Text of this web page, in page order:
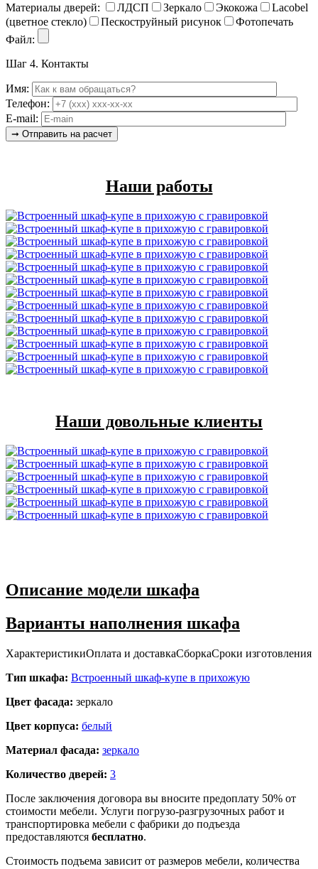
Материалы дверей: ЛДСП Зеркало Экокожа
Lacobel
(цветное стекло)
Пескоструйный рисунок
Фотопечать
Файл:
Шаг 4. Контакты
Имя:
Телефон:
E-mail:
Наши работы
Наши довольные клиенты
Описание модели шкафа
Варианты наполнения шкафа
ХарактеристикиОплата и доставкаСборкаСроки изготовления
Тип шкафа: Встроенный шкаф-купе в прихожую
Цвет фасада: зеркало
Цвет корпуса: белый
Материал фасада: зеркало
Количество дверей: 3
После заключения договора вы вносите предоплату 50% от
стоимости мебели. Услуги погрузо-разгрузочных работ и
транспортировка мебели с фабрики до подъезда
предоставляются бесплатно.
Стоимость подъема зависит от размеров мебели, количества